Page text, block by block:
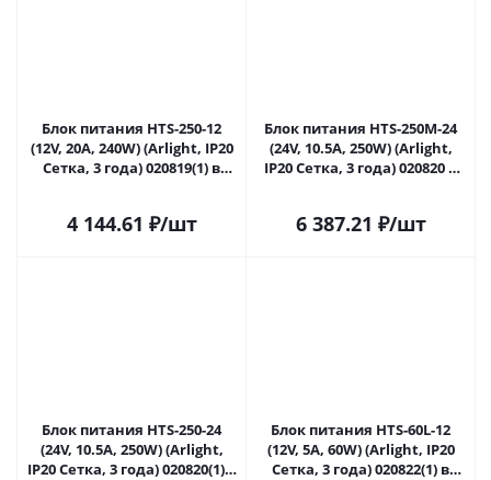
Блок питания HTS-250-12
(12V, 20A, 240W) (Arlight, IP20
Сетка, 3 года) 020819(1) в
4 144.61 ₽/шт
Блок питания HTS-250M-24
(24V, 10.5A, 250W) (Arlight,
IP20 Сетка, 3 года) 020820 в
6 387.21 ₽/шт
Блок питания HTS-250-24
(24V, 10.5A, 250W) (Arlight,
IP20 Сетка, 3 года) 020820(1) в
Блок питания HTS-60L-12
(12V, 5A, 60W) (Arlight, IP20
Сетка, 3 года) 020822(1) в